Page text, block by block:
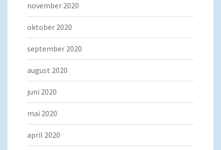
november 2020
oktober 2020
september 2020
august 2020
juni 2020
mai 2020
april 2020